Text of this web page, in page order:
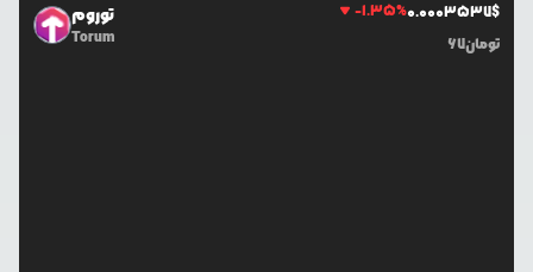
توروم
Torum
-1.35%0.0003537$
67تومان